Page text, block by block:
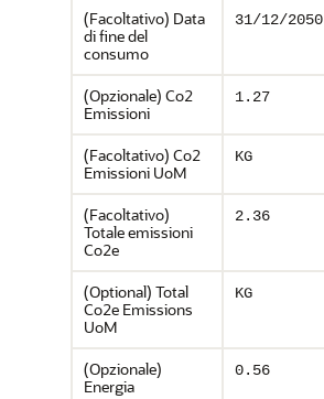
(Facoltativo) Data
di fine del
consumo
31/12/2050
(Opzionale) Co2
Emissioni
1.27
(Facoltativo) Co2
Emissioni UoM
KG
(Facoltativo)
Totale emissioni
Co2e
2.36
(Optional) Total
Co2e Emissions
UoM
KG
(Opzionale)
Energia
0.56